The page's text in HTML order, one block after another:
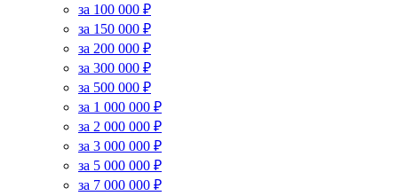
за 100 000 ₽
за 150 000 ₽
за 200 000 ₽
за 300 000 ₽
за 500 000 ₽
за 1 000 000 ₽
за 2 000 000 ₽
за 3 000 000 ₽
за 5 000 000 ₽
за 7 000 000 ₽